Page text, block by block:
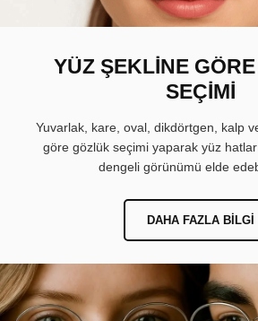
YÜZ ŞEKLİNE
SEÇİMİ
Yuvarlak, kare, oval, dikdörtgen, kalp
göre gözlük seçimi yaparak yüz
dengeli görünümü elde
DAHA FAZLA BILGI